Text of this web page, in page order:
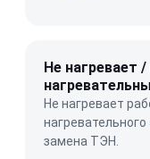
Не нагревает
Не нагревает
замена ТЭН.